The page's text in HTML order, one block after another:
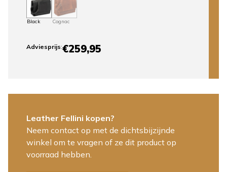
Black Cognac
Adviesprijs:€259,95
Leather Fellini kopen?
Neem contact op met de dichtsbijzijnde
winkel om te vragen of ze dit product op
voorraad hebben.